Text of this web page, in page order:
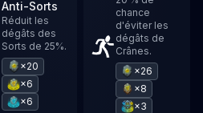
Anti-Sorts
Réduit les
dégâts des
Sorts de 25%.
×20
×6
×6
chance
d'éviter les
dégâts de
Crânes.
×26
×8
×3